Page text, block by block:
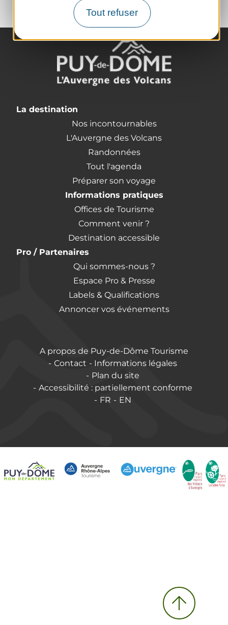
Tout refuser
La destination
Nos incontournables
L'Auvergne des Volcans
Randonnées
Tout l'agenda
Préparer son voyage
Informations pratiques
Offices de Tourisme
Comment venir ?
Destination accessible
Pro / Partenaires
Qui sommes-nous ?
Espace Pro & Presse
Labels & Qualifications
Annoncer vos événements
A propos de Puy-de-Dôme Tourisme
Contact
Informations légales
Plan du site
Accessibilité : partiellement conforme
FR
EN